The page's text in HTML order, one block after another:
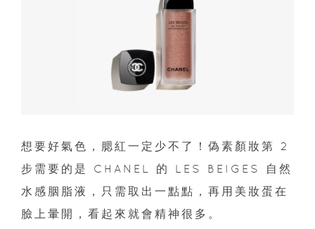
想要好氣色，腮紅一定少不了！偽素顏妝第 2
步需要的是 CHANEL 的 LES BEIGES 自然
水感胭脂液，只需取出一點點，再用美妝蛋在
臉上暈開，看起來就會精神很多。